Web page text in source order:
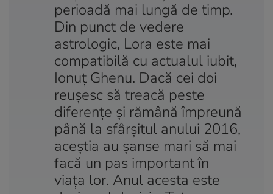
perioadă mai lungă de timp.
Din punct de vedere
astrologic, Lora este mai
compatibilă cu actualul iubit,
Ionuț Ghenu. Dacă cei doi
reușesc să treacă peste
diferențe și rămână împreună
până la sfârșitul anului 2016,
aceștia au șanse mari să mai
facă un pas important în
viața lor. Anul acesta este